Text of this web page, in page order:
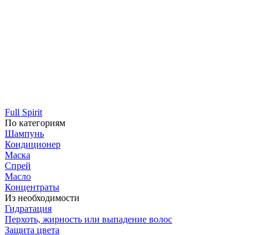
Full Spirit
По категориям
Шампунь
Кондиционер
Маска
Спрей
Масло
Концентраты
Из необходимости
Гидратация
Перхоть, жирность или выпадение волос
Защита цвета